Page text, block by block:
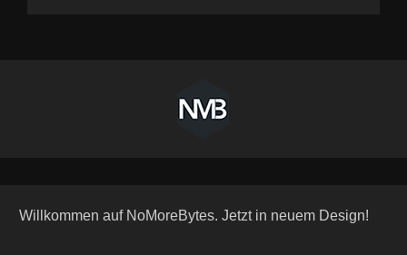
Willkommen auf NoMoreBytes. Jetzt in neuem Design!